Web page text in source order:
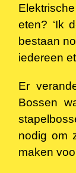
eten? ‘Ik
bestaan
iedereen
Er
Bossen
nodig om
maken